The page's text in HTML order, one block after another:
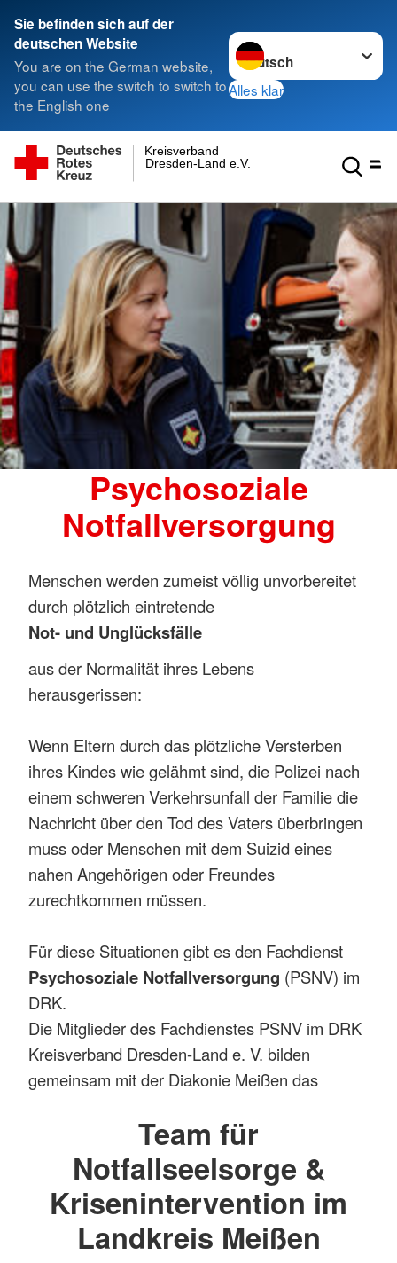
Sie befinden sich auf der
deutschen Website
You are on the German website,
you can use the switch to switch to
the English one
Sprache wechseln zu
Alles klar
Dresden-Land e.V.
Kreisverband
Psychosoziale
Notfallversorgung
Menschen werden zumeist völlig unvorbereitet
durch plötzlich eintretende
Not- und Unglücksfälle
aus der Normalität ihres Lebens
herausgerissen:
Wenn Eltern durch das plötzliche Versterben
ihres Kindes wie gelähmt sind, die Polizei nach
einem schweren Verkehrsunfall der Familie die
Nachricht über den Tod des Vaters überbringen
muss oder Menschen mit dem Suizid eines
nahen Angehörigen oder Freundes
zurechtkommen müssen.
Für diese Situationen gibt es den Fachdienst
Psychosoziale Notfallversorgung (PSNV) im
DRK.
Die Mitglieder des Fachdienstes PSNV im DRK
Kreisverband Dresden-Land e. V. bilden
gemeinsam mit der Diakonie Meißen das
Team für
Notfallseelsorge &
Krisenintervention im
Landkreis Meißen